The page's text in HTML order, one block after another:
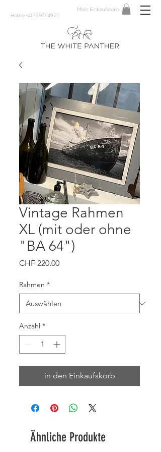
Hotline +41 79 937 49 27
Mein Einkaufskorb
Vintage Rahmen
XL (mit oder ohne
"BA 64")
CHF 220.00Preis
Rahmen *
Anzahl *
in den Einkaufskorb
Ähnliche Produkte